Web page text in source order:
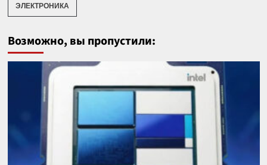
ЭЛЕКТРОНИКА
Возможно, вы пропустили: